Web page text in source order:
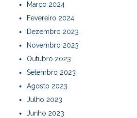
Março 2024
Fevereiro 2024
Dezembro 2023
Novembro 2023
Outubro 2023
Setembro 2023
Agosto 2023
Julho 2023
Junho 2023